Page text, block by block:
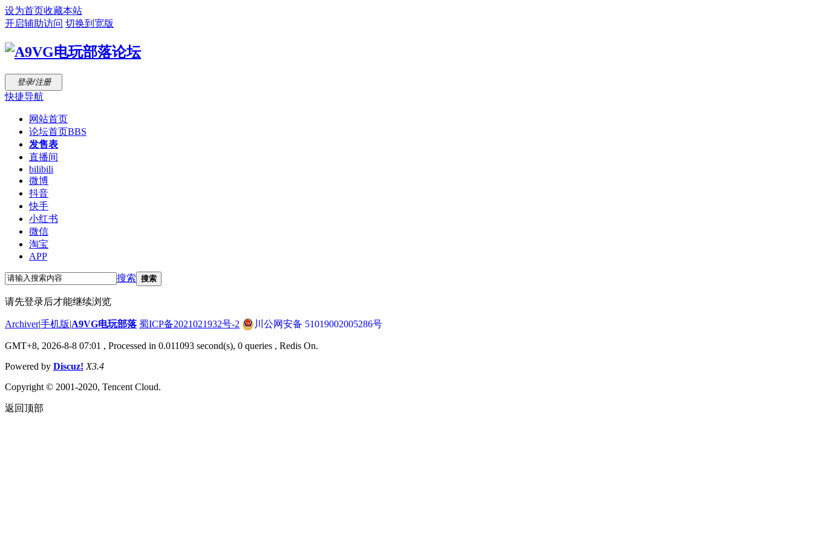
设为首页收藏本站
开启辅助访问 切换到宽版
登录/注册
快捷导航
网站首页
论坛首页BBS
发售表
直播间
bilibili
微博
抖音
快手
小红书
微信
淘宝
APP
搜索 搜索
请先登录后才能继续浏览
Archiver|手机版|A9VG电玩部落 蜀ICP备2021021932号-2 川公网安备 51019002005286号
GMT+8, 2026-8-8 07:01 , Processed in 0.011093 second(s), 0 queries , Redis On.
Powered by Discuz! X3.4
Copyright © 2001-2020, Tencent Cloud.
返回顶部